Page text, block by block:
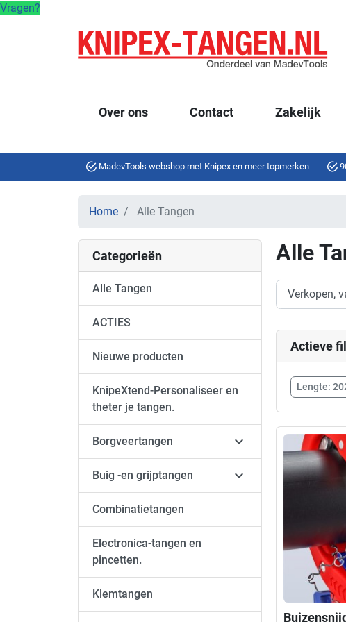
Vragen?
Over ons Contact Zakelijk
MadevTools webshop met Knipex en meer topmerken
Home Alle Tangen
Categorieën
Alle Tangen
ACTIES
Nieuwe producten
KnipeXtend-Personaliseer en
theter je tangen.
Borgveertangen 
Buig -en grijptangen 
Combinatietangen
Electronica-tangen en
pincetten.
Klemtangen
Alle
Actieve
Lengte: